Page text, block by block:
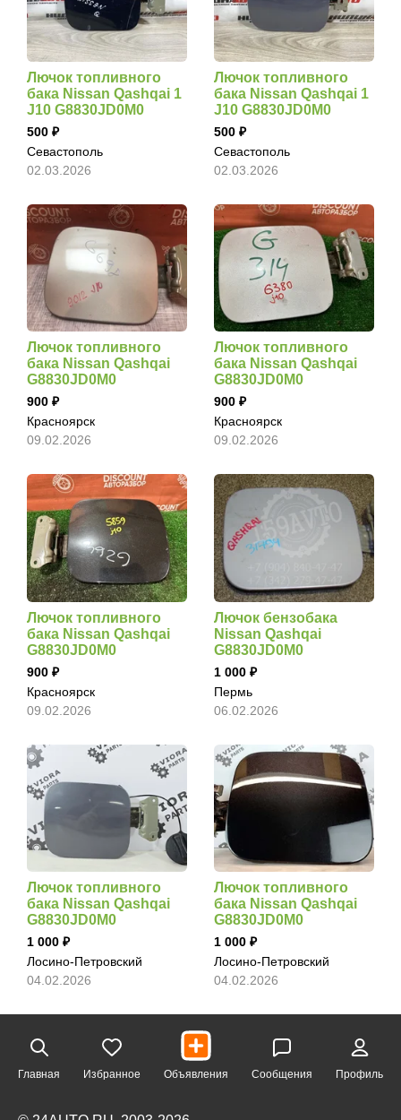
Лючок топливного
бака Nissan Qashqai 1
J10 G8830JD0M0
500
Севастополь
02.03.2026
Лючок топливного
бака Nissan Qashqai 1
J10 G8830JD0M0
500
Севастополь
02.03.2026
Лючок топливного
бака Nissan Qashqai
G8830JD0M0
900
Красноярск
09.02.2026
Лючок топливного
бака Nissan Qashqai
G8830JD0M0
900
Красноярск
09.02.2026
Лючок топливного
бака Nissan Qashqai
G8830JD0M0
900
Красноярск
09.02.2026
Лючок бензобака
Nissan Qashqai
G8830JD0M0
1 000
Пермь
06.02.2026
Лючок топливного
бака Nissan Qashqai
G8830JD0M0
1 000
Лосино-Петровский
04.02.2026
Лючок топливного
бака Nissan Qashqai
G8830JD0M0
1 000
Лосино-Петровский
04.02.2026
Главная Избранное Объявления Сообщения Профиль